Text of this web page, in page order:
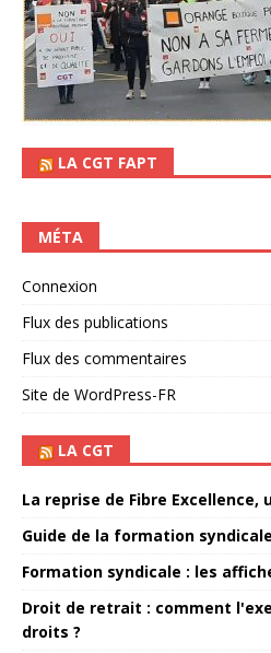
LA CGT FAPT
MÉTA
Connexion
Flux des publications
Flux des commentaires
Site de WordPress-FR
LA CGT
La reprise de Fibre Excellence,
Guide de la formation syndicale
Formation syndicale : les
Droit de retrait : comment
droits ?